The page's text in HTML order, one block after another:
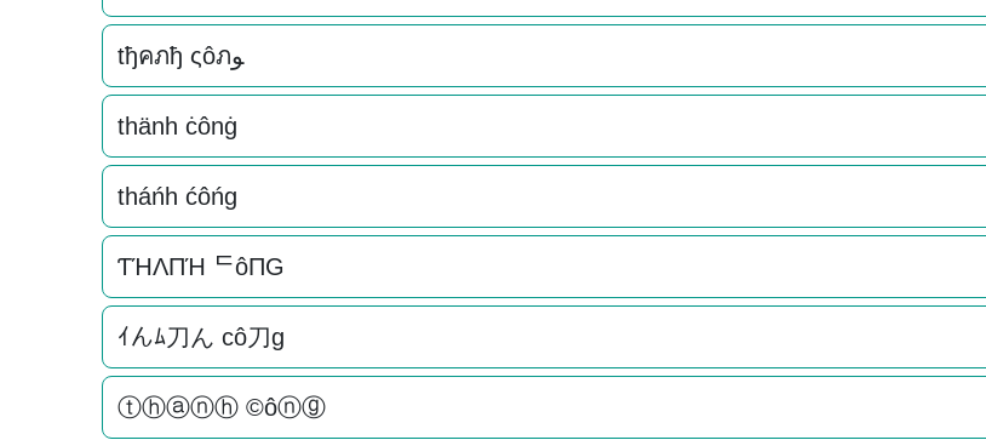
tђคภђ ςôภﻮ
thänh ċônġ
tháńh ćôńg
ƬΉΛПΉ ᄃôПG
ｲんﾑ刀ん cô刀g
ⓣⓗⓐⓝⓗ ©ôⓝⓖ